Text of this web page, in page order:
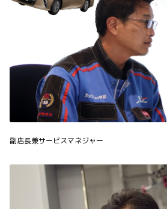
副店長兼サービスマネジャー